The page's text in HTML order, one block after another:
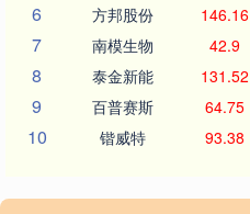
6 方邦股份 146.16
7 南模生物 42.9
8 泰金新能 131.52
9 百普赛斯 64.75
10 锴威特 93.38